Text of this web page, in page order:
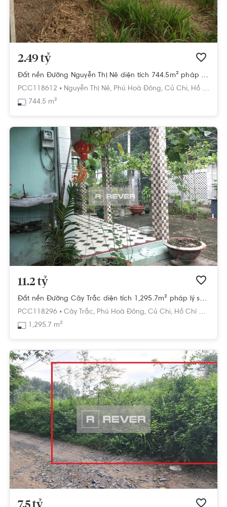
2.49 tỷ
Đất nền Đường Nguyễn Thị Nê diện tích 744.5m² pháp lý sổ hồng
PCC118612 • Nguyễn Thị Nê, Phú Hoà Đông, Củ Chi, Hồ Chí Minh
744.5 m²
11.2 tỷ
Đất nền Đường Cây Trắc diện tích 1,295.7m² pháp lý sổ hồng
PCC118296 • Cây Trắc, Phú Hoà Đông, Củ Chi, Hồ Chí Minh
1,295.7 m²